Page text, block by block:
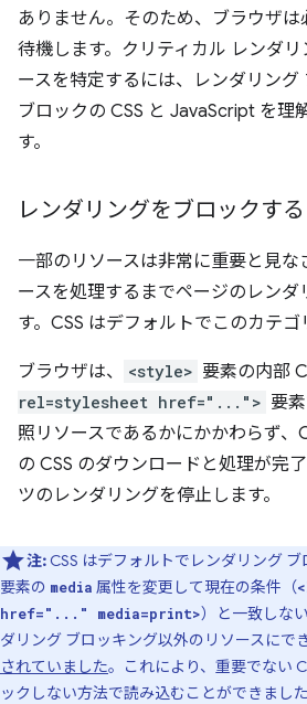
ありません。そのため、ブラウザは
待機します。クリティカル レンダ
ースを特定するには、レンダリング
ブロックの CSS と JavaScript を理
す。
レンダリングをブロックす
一部のリソースは非常に重要と見な
ースを処理するまでページのレンダ
す。CSS はデフォルトでこのカテゴ
ブラウザは、 <style> 要素の内部
rel=stylesheet href="..."> 要
照リソースであるかにかかわらず、
の CSS のダウンロードと処理が完
ツのレンダリングを停止します。
注: CSS はデフォルトでレンダリング ブ
要素の media 属性を変更して現在の条件（
href="..." media=print>）と一致しな
ダリング ブロッキング以外のリソースにで
されていました。これにより、重要でない
ックしない方法で読み込むことができました